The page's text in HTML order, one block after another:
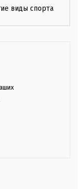
виды спорта